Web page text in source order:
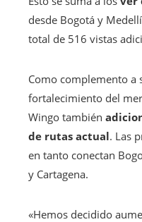
desde Bogotá y
total de 516 vistas
Como complemento a
fortalecimiento del
Wingo también
de rutas actual. Las
en tanto conectan
y Cartagena.
«Hemos decidido